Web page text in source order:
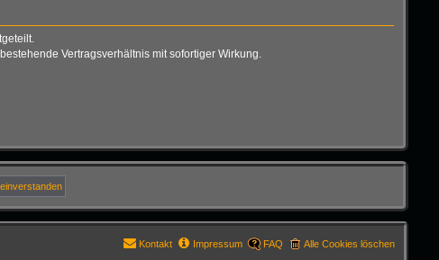
Vertragsverhältnis mit sofortiger Wirkung.
Alle Cookies löschen
FAQ
Impressum
Kontakt